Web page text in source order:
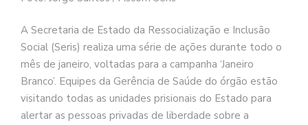
A Secretaria de Estado da Ressocialização e Inclusão
Social (Seris) realiza uma série de ações durante todo o
mês de janeiro, voltadas para a campanha ‘Janeiro
Branco’. Equipes da Gerência de Saúde do órgão estão
visitando todas as unidades prisionais do Estado para
alertar as pessoas privadas de liberdade sobre a